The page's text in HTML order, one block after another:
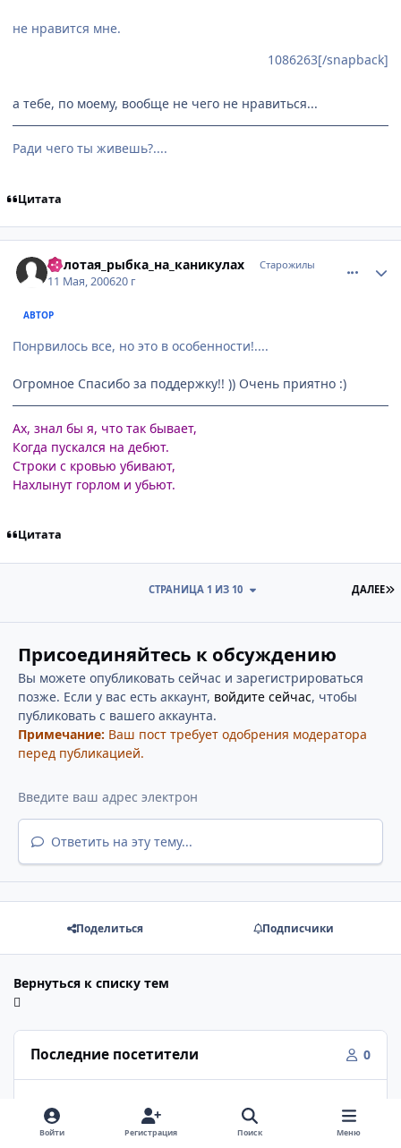
не нравится мне.
1086263[/snapback]
а тебе, по моему, вообще не чего не нравиться...
Ради чего ты живешь?....
Цитата
Золотая_рыбка_на_каникулах Старожилы
11 Мая, 200620 г
АВТОР
Понрвилось все, но это в особенности!....
Огромное Спасибо за поддержку!! )) Очень приятно :)
Ах, знал бы я, что так бывает,
Когда пускался на дебют.
Строки с кровью убивают,
Нахлынут горлом и убьют.
Цитата
ДАЛЕЕ
СТРАНИЦА 1 ИЗ 10
Присоединяйтесь к обсуждению
Вы можете опубликовать сейчас и зарегистрироваться
позже. Если у вас есть аккаунт, войдите сейчас, чтобы
публиковать с вашего аккаунта.
Примечание: Ваш пост требует одобрения модератора
перед публикацией.
Ответить на эту тему...
Поделиться Подписчики
Вернуться к списку тем
Последние посетители 0
Ни одного зарегистрированного пользователя не
просматривает данную страницу.
Войти Регистрация Поиск Меню